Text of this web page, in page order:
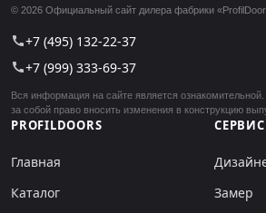
© 2026 Официальный сайт дилера фабрики
call+7 (495) 132-22-37
call+7 (999) 333-69-37
Вся информация на сайте является
за собой право вносить изменения в конструкцию
PROFILDOORS
Главная
Каталог
СЕРВИС
Замер